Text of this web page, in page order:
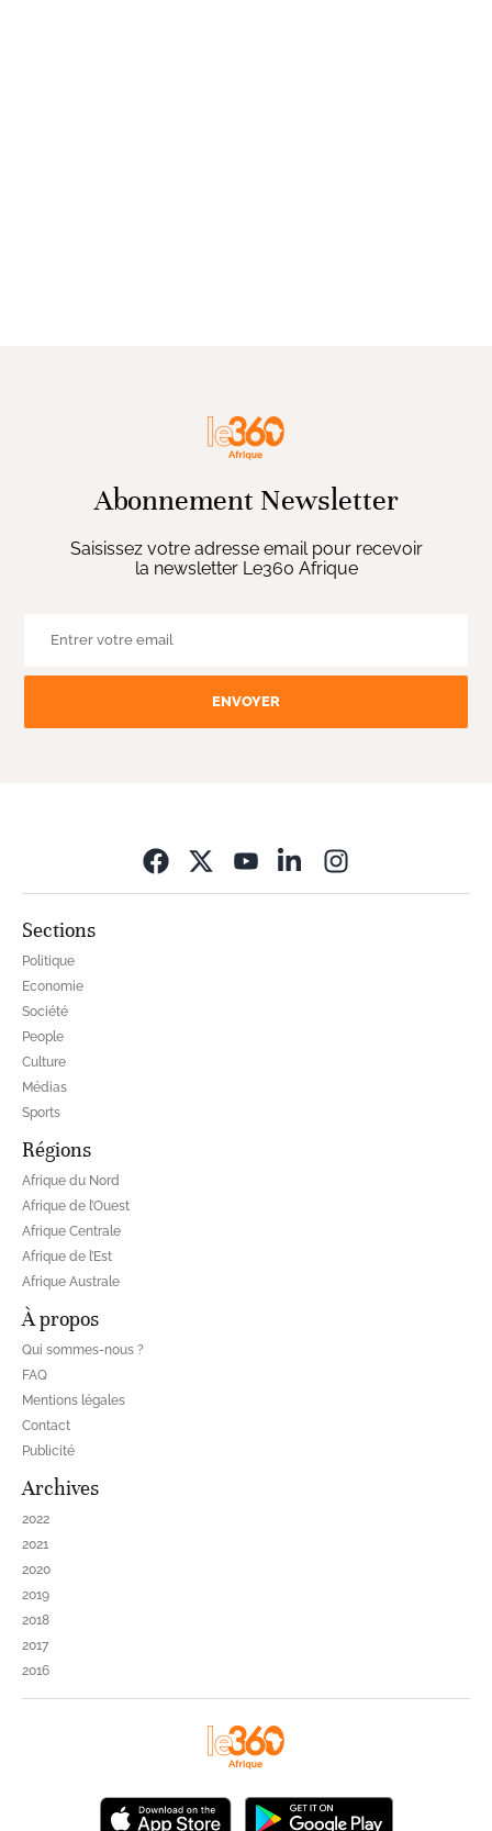
Abonnement Newsletter
Saisissez votre adresse email pour recevoir
la newsletter Le360 Afrique
ENVOYER
Sections
Politique
Economie
Société
People
Culture
Médias
Sports
Régions
Afrique du Nord
Afrique de l’Ouest
Afrique Centrale
Afrique de l’Est
Afrique Australe
À propos
Qui sommes-nous ?
FAQ
Mentions légales
Contact
Publicité
Archives
2022
2021
2020
2019
2018
2017
2016